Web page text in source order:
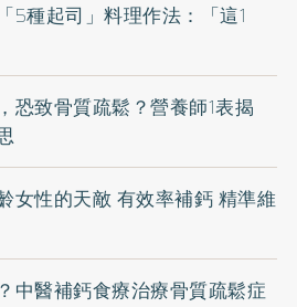
5種起司」料理作法：「這1
恐致骨質疏鬆？營養師1表揭
女性的天敵 有效率補鈣 精準維
中醫補鈣食療治療骨質疏鬆症